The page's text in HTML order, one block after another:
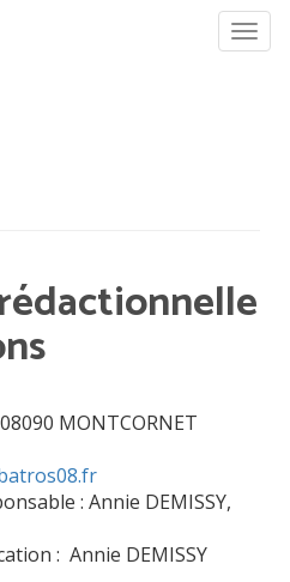
MONTCORNET
: Annie DEMISSY,
: Annie DEMISSY